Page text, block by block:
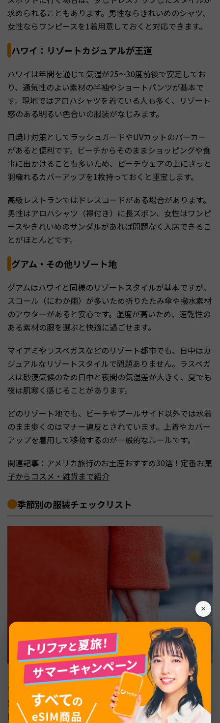
×
求められることもあります。男性ならきれいめのシャツ、
女性ならワンピースを1着用意しておくと対応できます。
ハワイ：リゾートカジュアルが王道
ハワイは年間を通じて気温が25〜30度前後で安定してお
り、通気性のよい素材の半袖やショートパンツが基本で
す。現地ではアロハシャツを着ている人も多く、リゾート
感のある明るい色合いの服装がなじみます。
日焼け対策としてラッシュガードやUVカットのパーカー
があると便利です。ビーチからそのままショッピングや食
事に出かけることも多いため、ビーチウェアの上にさっと
羽織れるカバーアップを1枚持っておくと重宝します。
高級レストランではドレスコードがある場合があります。
男性はアロハシャツ（襟付き）に長ズボン、女性はワンピ
ースやきれいめのサンダルがあれば問題なく入店できるこ
とがほとんどです。
グアム・その他リゾート地
グアムはハワイと同様のリゾートスタイルが基本ですが、
スコール（にわか雨）が多いため折りたたみ傘や撥水素材
のアウターがあると安心です。湿度が高いため、速乾性の
ある素材の服を選ぶと快適に過ごせます。
マイアミやラスベガスなどのリゾート都市でも、日中はカ
ジュアルなリゾートスタイルで問題ありません。ラスベガ
スは砂漠気候のため日中と夜間の気温差が大きく、夏でも
夜は肌寒く感じることがあります。
どのリゾート地でも、ビーチやプールサイド以外では水着
のまま歩くのはマナー違反とされています。上着やカバー
アップを着用して移動するのが一般的なルールです。
関連記事： アメリカ旅行のお土産おすすめ30選！定番お菓
子からコスメ・雑貨まで紹介
季節別の服装チェックリスト
アメリカは南北に広大な国土が広がるため、同じ季節でも
地域によって気候が大きく異なります。ここでは一般的な
目安として、季節ごとの服装チェックリストを紹介しま